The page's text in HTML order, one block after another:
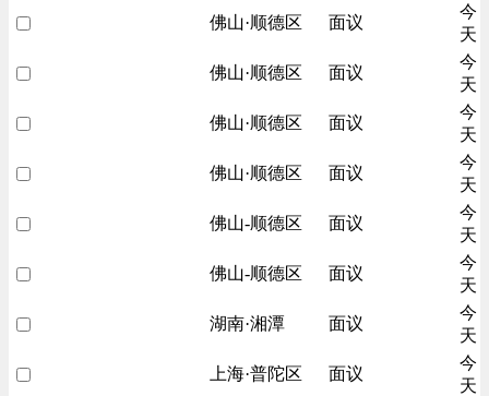
佛山·顺德区 面议
今
天
佛山·顺德区 面议
今
天
佛山·顺德区 面议
今
天
佛山·顺德区 面议
今
天
佛山-顺德区 面议
今
天
佛山-顺德区 面议
今
天
湖南·湘潭 面议
今
天
上海·普陀区 面议
今
天